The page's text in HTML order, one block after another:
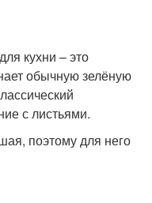
кухни – это
обычную зелёную
с листьями.
поэтому для него